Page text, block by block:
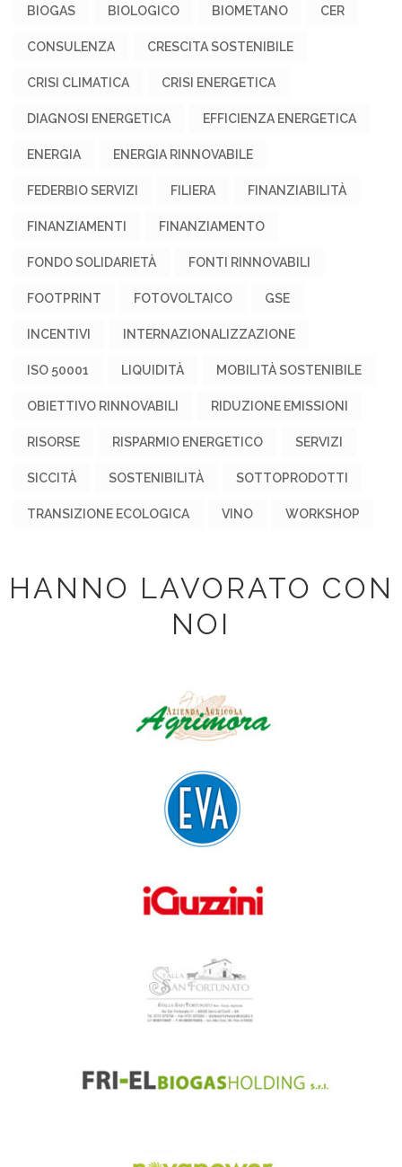
BIOGAS BIOLOGICO BIOMETANO CER
CONSULENZA CRESCITA SOSTENIBILE
CRISI CLIMATICA CRISI ENERGETICA
DIAGNOSI ENERGETICA EFFICIENZA ENERGETICA
ENERGIA ENERGIA RINNOVABILE
FEDERBIO SERVIZI FILIERA FINANZIABILITÀ
FINANZIAMENTI FINANZIAMENTO
FONDO SOLIDARIETÀ FONTI RINNOVABILI
FOOTPRINT FOTOVOLTAICO GSE
INCENTIVI INTERNAZIONALIZZAZIONE
ISO 50001 LIQUIDITÀ MOBILITÀ SOSTENIBILE
OBIETTIVO RINNOVABILI RIDUZIONE EMISSIONI
RISORSE RISPARMIO ENERGETICO SERVIZI
SICCITÀ SOSTENIBILITÀ SOTTOPRODOTTI
TRANSIZIONE ECOLOGICA VINO WORKSHOP
HANNO LAVORATO CON
NOI